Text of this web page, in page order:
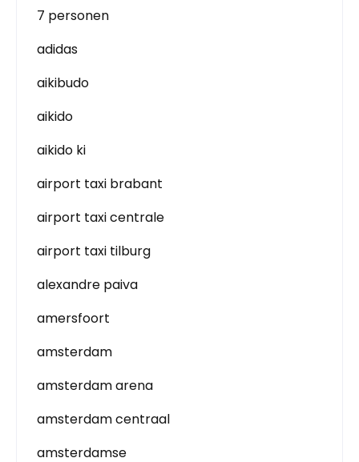
7 personen
adidas
aikibudo
aikido
aikido ki
airport taxi brabant
airport taxi centrale
airport taxi tilburg
alexandre paiva
amersfoort
amsterdam
amsterdam arena
amsterdam centraal
amsterdamse